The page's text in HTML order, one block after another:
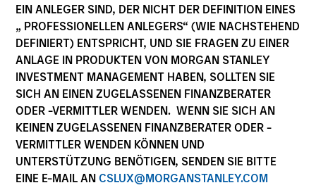
EIN ANLEGER SIND, DER NICHT DER DEFINITION EINES
„ PROFESSIONELLEN ANLEGERS“ (WIE NACHSTEHEND
DEFINIERT) ENTSPRICHT, UND SIE FRAGEN ZU EINER
ANLAGE IN PRODUKTEN VON MORGAN STANLEY
INVESTMENT MANAGEMENT HABEN, SOLLTEN SIE
SICH AN EINEN ZUGELASSENEN FINANZBERATER
ODER -VERMITTLER WENDEN. WENN SIE SICH AN
KEINEN ZUGELASSENEN FINANZBERATER ODER -
VERMITTLER WENDEN KÖNNEN UND
UNTERSTÜTZUNG BENÖTIGEN, SENDEN SIE BITTE
EINE E-MAIL AN CSLUX@MORGANSTANLEY.COM
Explore The BEAT™ (Bonds, Equities,
Alternatives, Transition) which
delivers ideas and insights you need
from our investment specialists.